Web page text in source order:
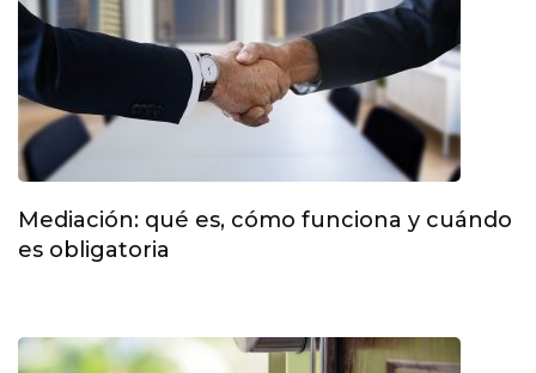
Mediación: qué es, cómo funciona y cuándo
es obligatoria